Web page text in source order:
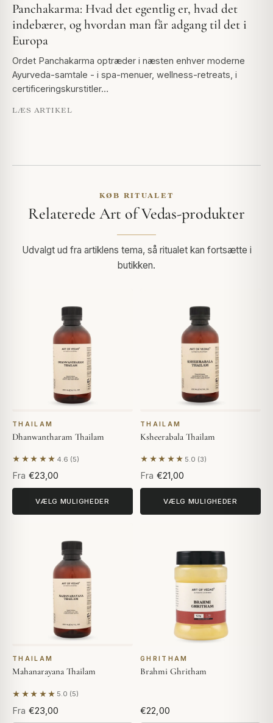
Panchakarma: Hvad det egentlig er, hvad det
indebærer, og hvordan man får adgang til det i
Europa
Ordet Panchakarma optræder i næsten enhver moderne
Ayurveda-samtale - i spa-menuer, wellness-retreats, i
certificeringskurstitler…
LÆS ARTIKEL
KØB RITUALET
Relaterede Art of Vedas-produkter
Udvalgt ud fra artiklens tema, så ritualet kan fortsætte i
butikken.
THAILAM
Dhanwantharam Thailam
★★★★★ 4.6 (5)
Baseret på 5 anmeldelser
Fra €23,00
VÆLG MULIGHEDER
THAILAM
Ksheerabala Thailam
★★★★★ 5.0 (3)
Baseret på 3 anmeldelser
Fra €21,00
VÆLG MULIGHEDER
THAILAM
Mahanarayana Thailam
★★★★★ 5.0 (5)
Baseret på 5 anmeldelser
Fra €23,00
GHRITHAM
Brahmi Ghritham
€22,00